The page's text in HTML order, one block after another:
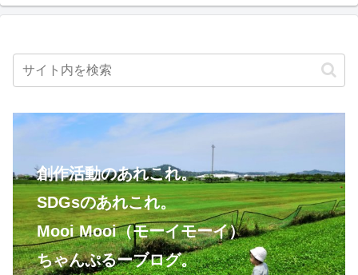
創作活動のあれこれ。
SDGsのあれこれ。
Mooi Mooi（モーイモーイ）
ちゃんぷるーブログ。